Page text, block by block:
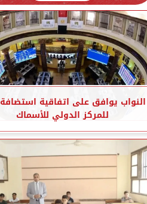
النواب يوافق على اتفاقية
للمركز الدولي للأسماك